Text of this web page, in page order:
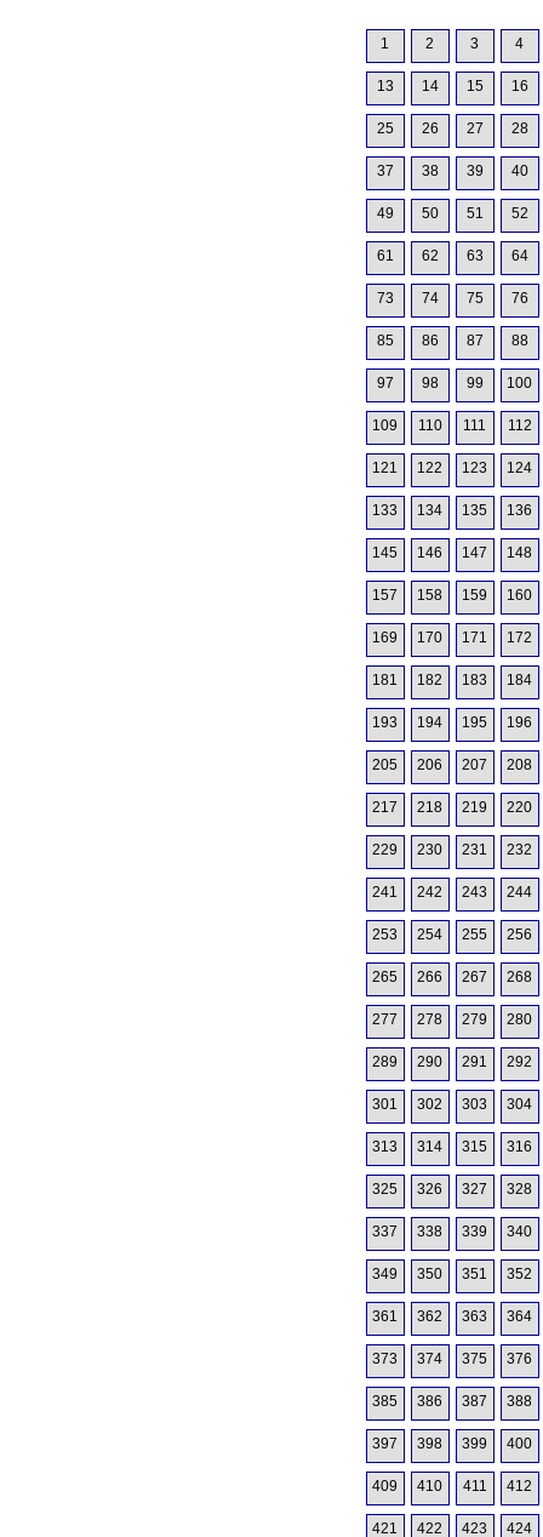
1 2 3 4
13 14 15 16
25 26 27 28
37 38 39 40
49 50 51 52
61 62 63 64
73 74 75 76
85 86 87 88
97 98 99 100
109 110 111 112
121 122 123 124
133 134 135 136
145 146 147 148
157 158 159 160
169 170 171 172
181 182 183 184
193 194 195 196
205 206 207 208
217 218 219 220
229 230 231 232
241 242 243 244
253 254 255 256
265 266 267 268
277 278 279 280
289 290 291 292
301 302 303 304
313 314 315 316
325 326 327 328
337 338 339 340
349 350 351 352
361 362 363 364
373 374 375 376
385 386 387 388
397 398 399 400
409 410 411 412
421 422 423 424